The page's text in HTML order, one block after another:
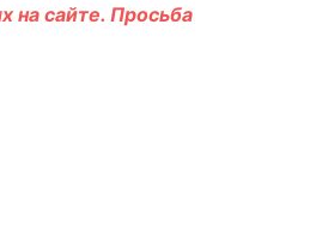
на сайте. Просьба